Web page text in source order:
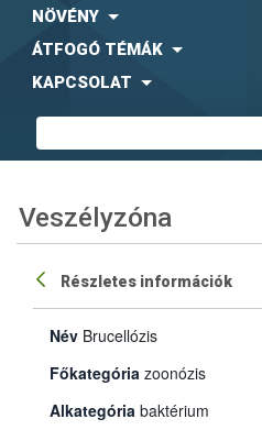
NÖVÉNY
ÁTFOGÓ TÉMÁK
KAPCSOLAT
Veszélyzóna
Részletes információk
Név Brucellózis
Főkategória zoonózis
Alkategória baktérium